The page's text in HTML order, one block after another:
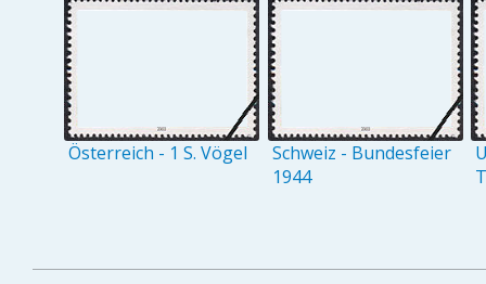
Österreich - 1 S. Vögel
Schweiz - Bundesfeier
1944